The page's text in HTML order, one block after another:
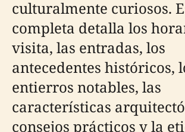
culturalmente curiosos.
completa detalla los
visita, las entradas, los
antecedentes históricos,
entierros notables, las
características
consejos prácticos y la